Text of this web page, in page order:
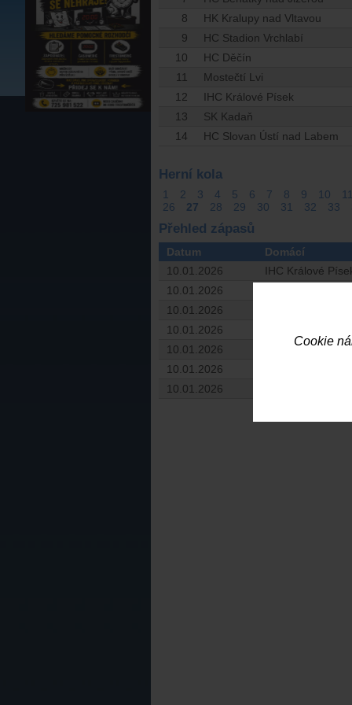
Cookie
8
HK Kralupy nad Vltavou
9
HC Stadion Vrchlabí
10
HC Děčín
11
Mostečtí Lvi
12
IHC Králové Písek
13
SK Kadaň
14
HC Slovan Ústí nad Labem
Herní kola
1 2 3 4 5 6 7 8 9 10 11
26
27 28 29 30 31 32 33
Přehled zápasů
Datum Domácí
10.01.2026
IHC Králové
10.01.2026
10.01.2026
10.01.2026
10.01.2026
HC Děčín
10.01.2026
10.01.2026